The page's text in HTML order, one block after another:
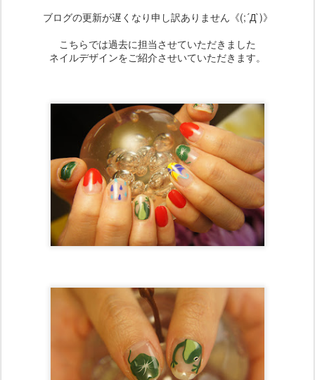
ブログの更新が遅くなり申し訳ありません《(;´Д`)》
こちらでは過去に担当させていただきました
ネイルデザインをご紹介させいていただきます。